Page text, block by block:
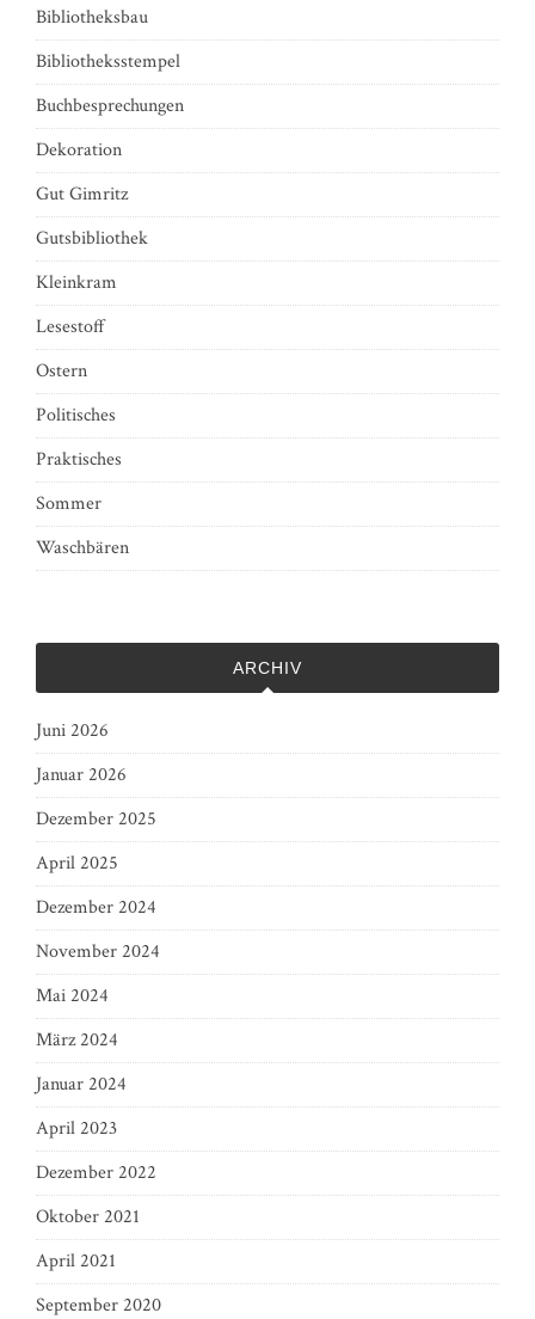
Bibliotheksbau
Bibliotheksstempel
Buchbesprechungen
Dekoration
Gut Gimritz
Gutsbibliothek
Kleinkram
Lesestoff
Ostern
Politisches
Praktisches
Sommer
Waschbären
ARCHIV
Juni 2026
Januar 2026
Dezember 2025
April 2025
Dezember 2024
November 2024
Mai 2024
März 2024
Januar 2024
April 2023
Dezember 2022
Oktober 2021
April 2021
September 2020